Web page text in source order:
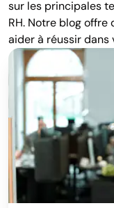
sur les principales
RH. Notre blog
aider à réussir dans